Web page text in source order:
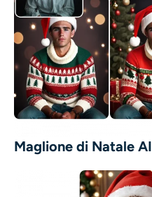
Maglione di Natale AI